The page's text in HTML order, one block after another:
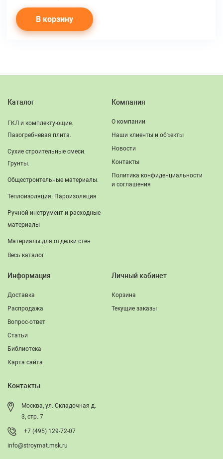
В корзину
Контакты
Москва, ул. Складочная д.
3, стр. 7
+7 (495) 129-72-07
info@stroymat.msk.ru
Каталог
ГКЛ и комплектующие.
Пазогребневая плита.
Сухие строительные смеси.
Грунты.
Общестроительные материалы.
Теплоизоляция. Пароизоляция
Ручной инструмент и расходные
материалы
Материалы для отделки стен
Весь каталог
Компания
О компании
Наши клиенты и объекты
Новости
Контакты
Политика конфиденциальности
и соглашения
Информация
Доставка
Распродажа
Вопрос-ответ
Статьи
Библиотека
Карта сайта
Личный кабинет
Корзина
Текущие заказы